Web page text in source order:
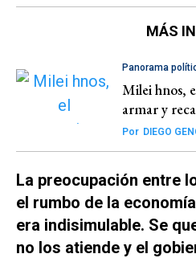
MÁS
Panorama
Milei hnos,
armar y
Por DIEGO
La preocupación entre
el rumbo de la
era indisimulable. Se
no los atiende y el